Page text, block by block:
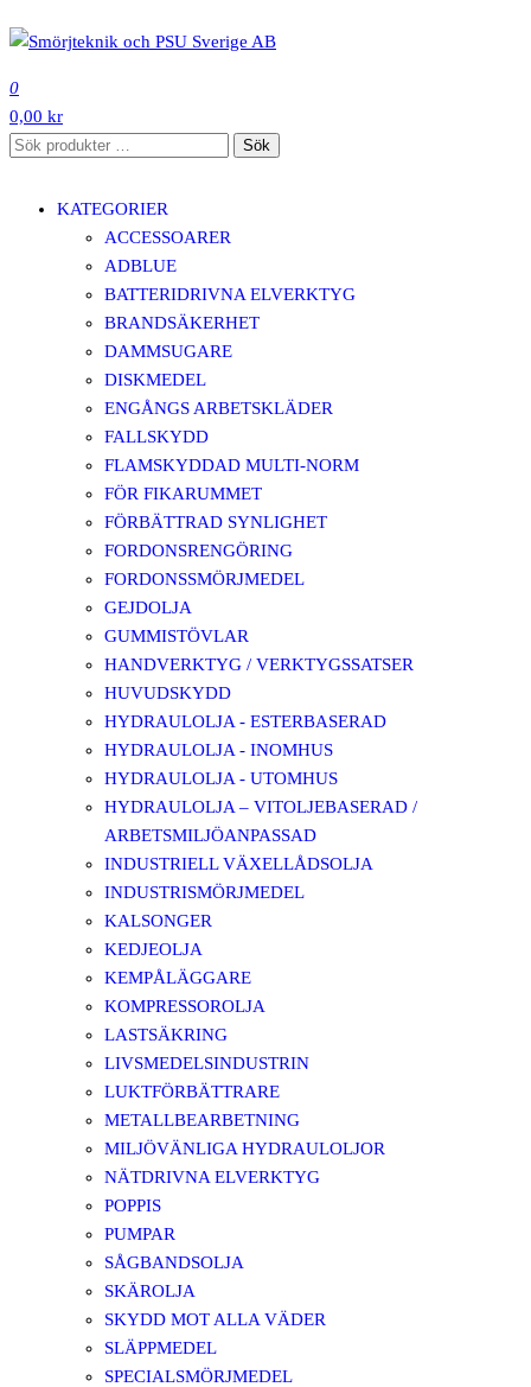
till
innehåll
0
0,00 kr
Sök
Sök
KATEGORIER
ACCESSOARER
ADBLUE
BATTERIDRIVNA ELVERKTYG
BRANDSÄKERHET
DAMMSUGARE
DISKMEDEL
ENGÅNGS ARBETSKLÄDER
FALLSKYDD
FLAMSKYDDAD MULTI-NORM
FÖR FIKARUMMET
FÖRBÄTTRAD SYNLIGHET
FORDONSRENGÖRING
FORDONSSMÖRJMEDEL
GEJDOLJA
GUMMISTÖVLAR
HANDVERKTYG / VERKTYGSSATSER
HUVUDSKYDD
HYDRAULOLJA - ESTERBASERAD
HYDRAULOLJA - INOMHUS
HYDRAULOLJA - UTOMHUS
HYDRAULOLJA – VITOLJEBASERAD /
ARBETSMILJÖANPASSAD
INDUSTRIELL VÄXELLÅDSOLJA
INDUSTRISMÖRJMEDEL
KALSONGER
KEDJEOLJA
KEMPÅLÄGGARE
KOMPRESSOROLJA
LASTSÄKRING
LIVSMEDELSINDUSTRIN
LUKTFÖRBÄTTRARE
METALLBEARBETNING
MILJÖVÄNLIGA HYDRAULOLJOR
NÄTDRIVNA ELVERKTYG
POPPIS
PUMPAR
SÅGBANDSOLJA
SKÄROLJA
SKYDD MOT ALLA VÄDER
SLÄPPMEDEL
SPECIALSMÖRJMEDEL